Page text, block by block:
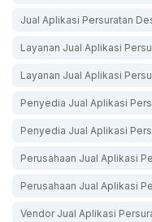
Jual Aplikasi Persuratan
Layanan Jual Aplikasi
Layanan Jual Aplikasi
Penyedia Jual Aplikasi
Penyedia Jual Aplikasi
Perusahaan Jual Aplikasi
Perusahaan Jual Aplikasi
Vendor Jual Aplikasi